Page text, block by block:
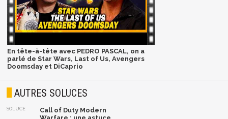
En tête-à-tête avec PEDRO PASCAL, on a
parlé de Star Wars, Last of Us, Avengers
Doomsday et DiCaprio
AUTRES SOLUCES
SOLUCE
Call of Duty Modern